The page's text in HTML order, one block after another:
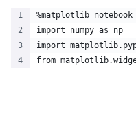
%matplotlib notebook
import numpy as np
import
from